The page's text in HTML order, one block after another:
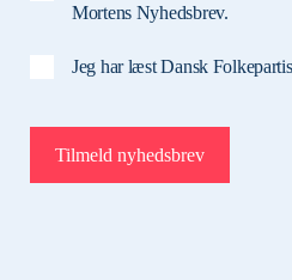
Mortens Nyhedsbrev.
Jeg har læst Dansk